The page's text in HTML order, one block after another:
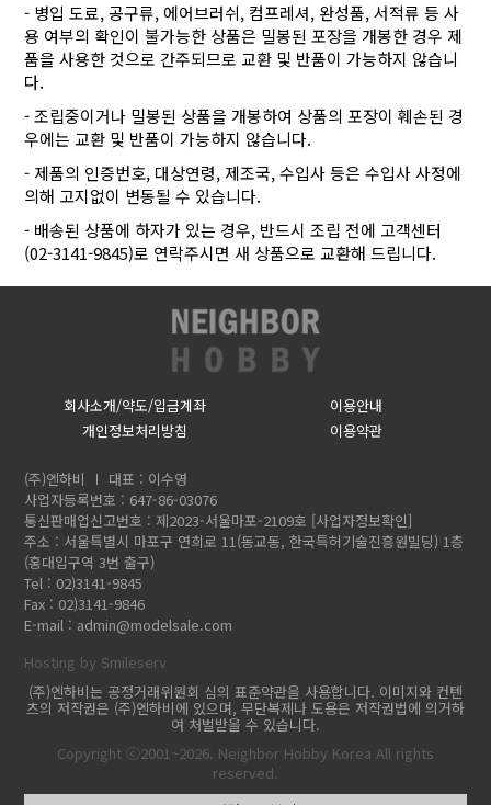
- 병입 도료, 공구류, 에어브러쉬, 컴프레셔, 완성품, 서적류 등 사
용 여부의 확인이 불가능한 상품은 밀봉된 포장을 개봉한 경우 제
품을 사용한 것으로 간주되므로 교환 및 반품이 가능하지 않습니
다.
- 조립중이거나 밀봉된 상품을 개봉하여 상품의 포장이 훼손된 경
우에는 교환 및 반품이 가능하지 않습니다.
- 제품의 인증번호, 대상연령, 제조국, 수입사 등은 수입사 사정에
의해 고지없이 변동될 수 있습니다.
- 배송된 상품에 하자가 있는 경우, 반드시 조립 전에 고객센터
(02-3141-9845)로 연락주시면 새 상품으로 교환해 드립니다.
회사소개/약도/입금계좌
이용안내
개인정보처리방침
이용약관
(주)엔하비
대표 : 이수영
사업자등록번호 : 647-86-03076
통신판매업신고번호 : 제2023-서울마포-2109호 [사업자정보확인]
주소 : 서울특별시 마포구 연희로 11(동교동, 한국특허기술진흥원빌딩) 1층
(홍대입구역 3번 출구)
Tel : 02)3141-9845
Fax : 02)3141-9846
E-mail : admin@modelsale.com
Hosting by Smileserv
(주)엔하비는 공정거래위원회 심의 표준약관을 사용합니다. 이미지와 컨텐
츠의 저작권은 (주)엔하비에 있으며, 무단복제나 도용은 저작권법에 의거하
여 처벌받을 수 있습니다.
Copyright ⓒ2001~2026. Neighbor Hobby Korea All rights
reserved.